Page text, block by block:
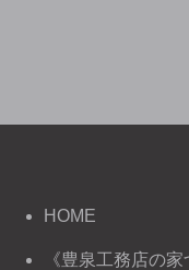
HOME
《豊泉工務店の家